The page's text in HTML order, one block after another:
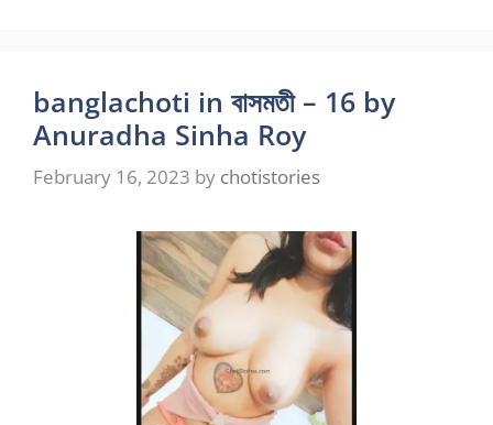
banglachoti in বাসমতী – 16 by
Anuradha Sinha Roy
February 16, 2023 by chotistories